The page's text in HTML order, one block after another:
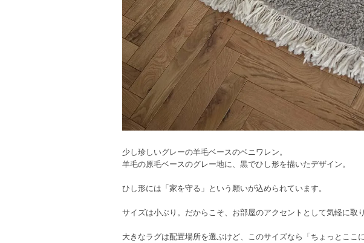
少し珍しいグレーの羊毛ベースのベニワレン。
羊毛の原毛ベースのグレー地に、黒でひし形を描いたデザイン。
ひし形には「家を守る」という願いが込められています。
サイズは小ぶり。だからこそ、お部屋のアクセントとして気軽に取
大きなラグは配置場所を選ぶけど、このサイズなら「ちょっとこ